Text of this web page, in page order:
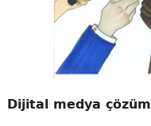
Dijital medya